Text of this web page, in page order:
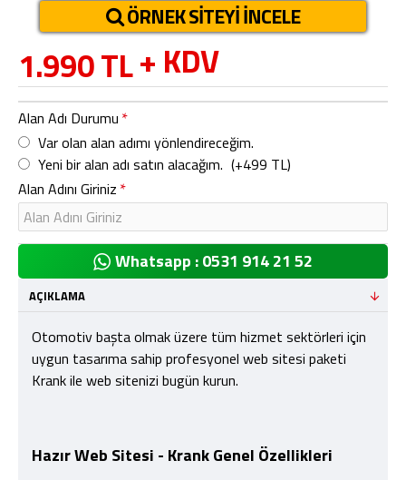
ÖRNEK SITEYI İNCELE
1.990 TL+ KDV
Alan Adı Durumu
Var olan alan adımı yönlendireceğim.
Yeni bir alan adı satın alacağım. (+499 TL)
Alan Adını Giriniz
Whatsapp : 0531 914 21 52
AÇIKLAMA
Otomotiv başta olmak üzere tüm hizmet sektörleri için
uygun tasarıma sahip profesyonel web sitesi paketi
Krank ile web sitenizi bugün kurun.
Hazır Web Sitesi - KrankGenel Özellikleri